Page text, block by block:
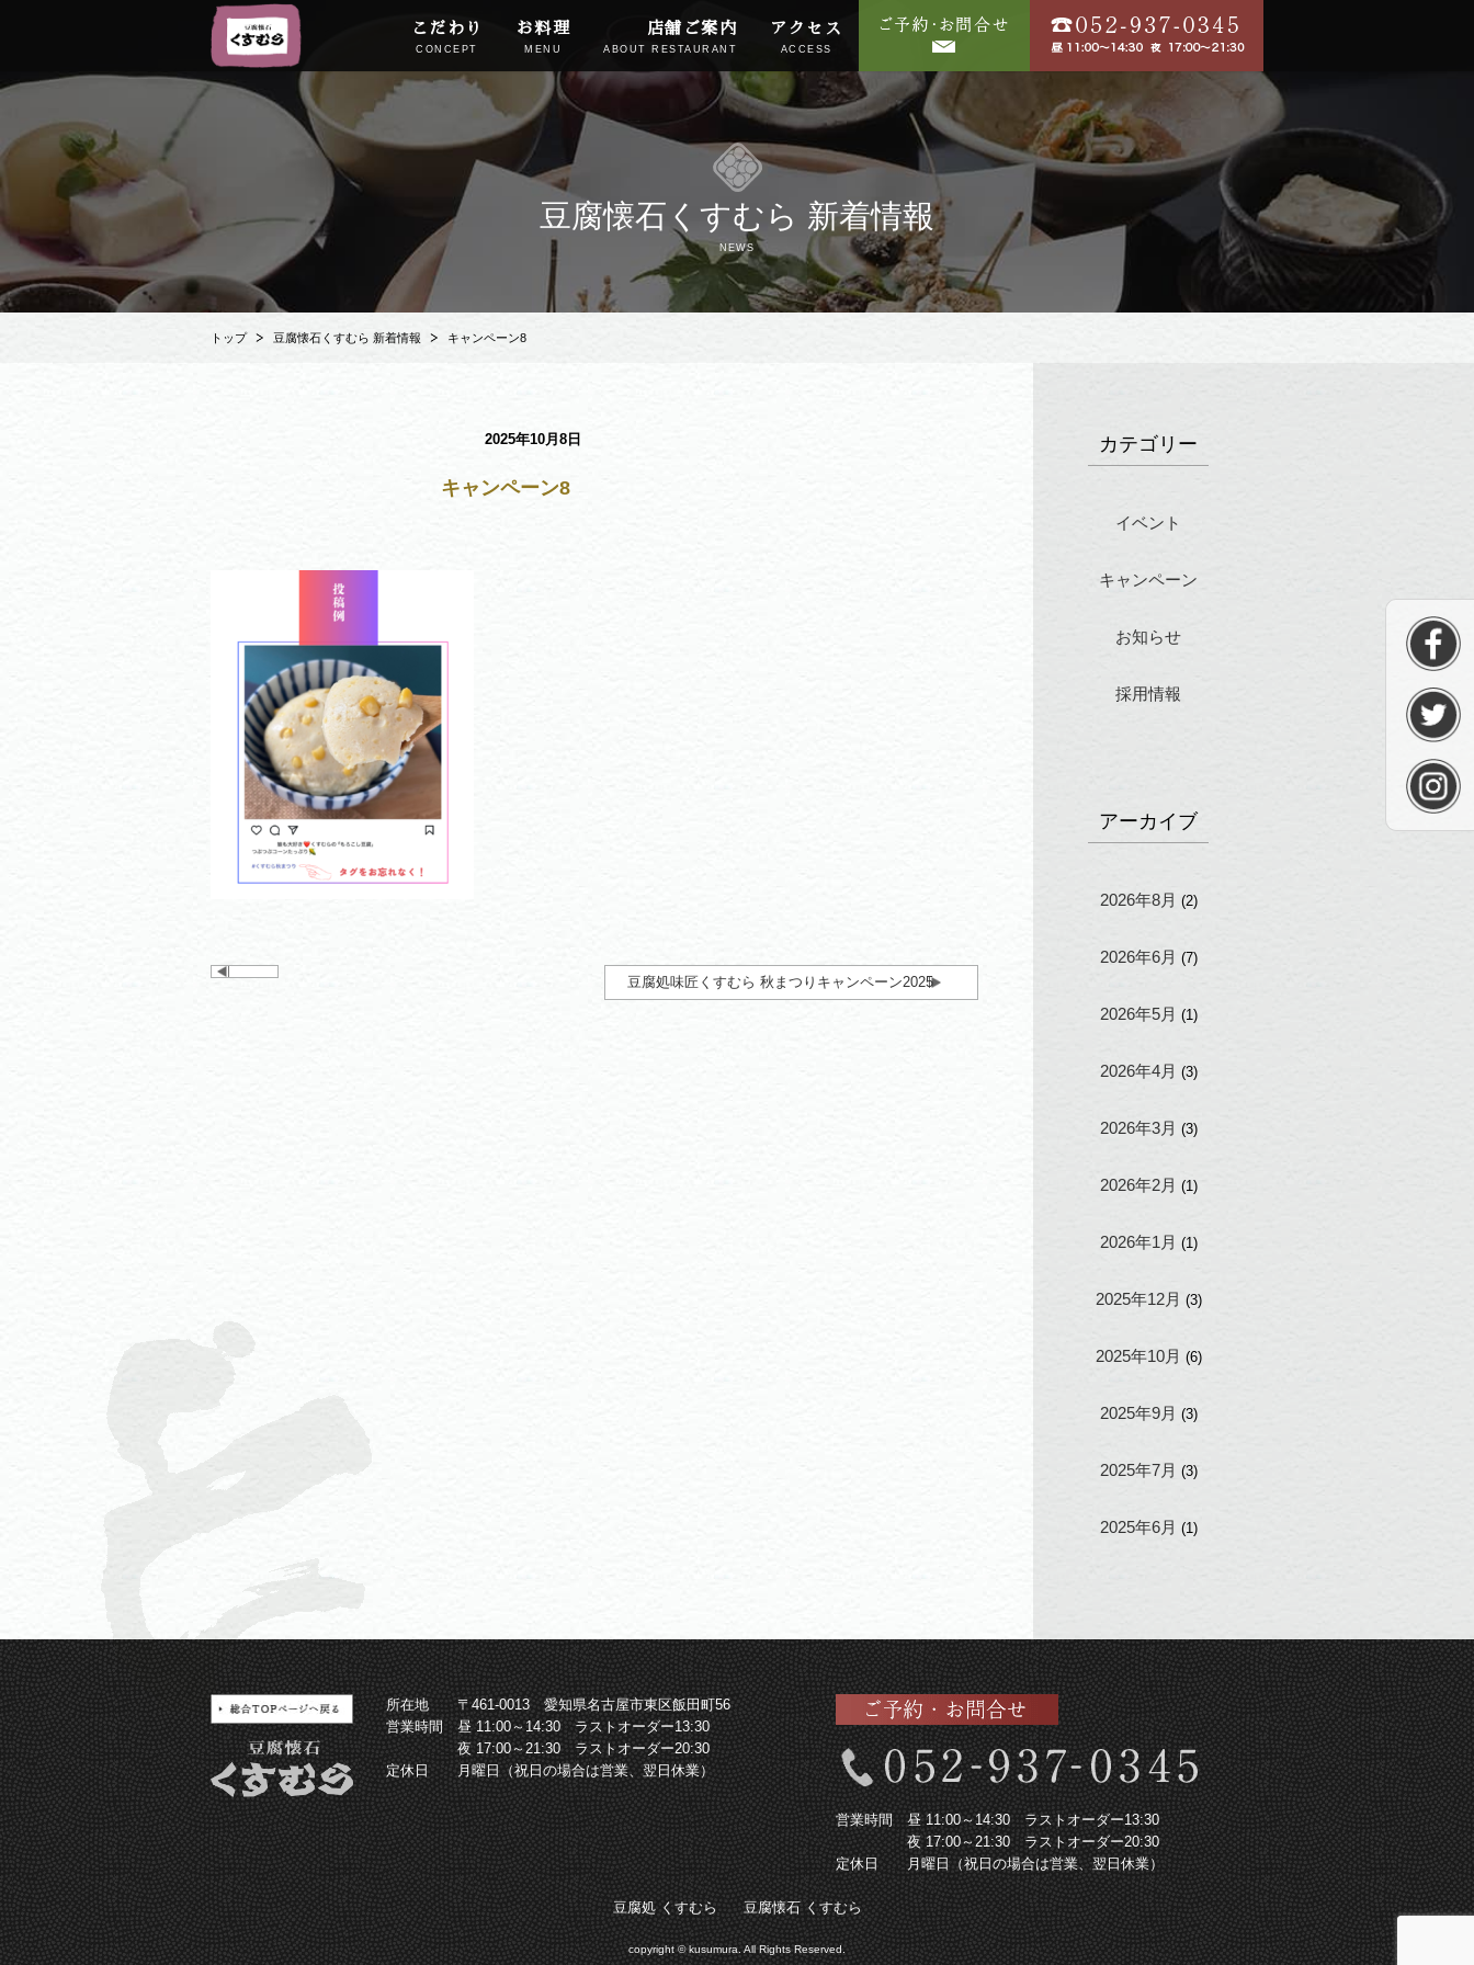
こだわり
CONCEPT
お料理
MENU
店舗ご案内
ABOUT RESTAURANT
アクセス
ACCESS
豆腐懐石くすむら 新着情報
NEWS
トップ 豆腐懐石くすむら 新着情報 キャンペーン8
2025年10月8日
キャンペーン8
豆腐処味匠くすむら 秋まつりキャンペーン2025
カテゴリー
イベント
キャンペーン
お知らせ
採用情報
アーカイブ
2026年8月 (2)
2026年6月 (7)
2026年5月 (1)
2026年4月 (3)
2026年3月 (3)
2026年2月 (1)
2026年1月 (1)
2025年12月 (3)
2025年10月 (6)
2025年9月 (3)
2025年7月 (3)
2025年6月 (1)
所在地
〒461-0013 愛知県名古屋市東区飯田町56
営業時間
昼 11:00～14:30 ラストオーダー13:30
夜 17:00～21:30 ラストオーダー20:30
定休日
月曜日（祝日の場合は営業、翌日休業）
営業時間
昼 11:00～14:30 ラストオーダー13:30
夜 17:00～21:30 ラストオーダー20:30
定休日
月曜日（祝日の場合は営業、翌日休業）
豆腐処 くすむら 豆腐懐石 くすむら
copyright © kusumura. All Rights Reserved.